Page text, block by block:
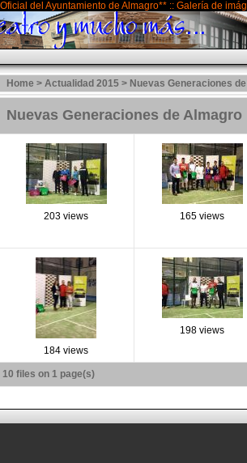
del Ayuntamiento de Almagro** :: Galería de
Home > Actualidad 2015 > Nuevas Generaciones
Nuevas Generaciones de
203 views 165 views
184 views
198 views
10 files on 1 page(s)